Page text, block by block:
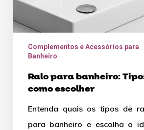
Complementos e Acessórios para
Banheiro
Ralo para banheiro:
como escolher
Entenda quais os tipos de
para banheiro e escolha o